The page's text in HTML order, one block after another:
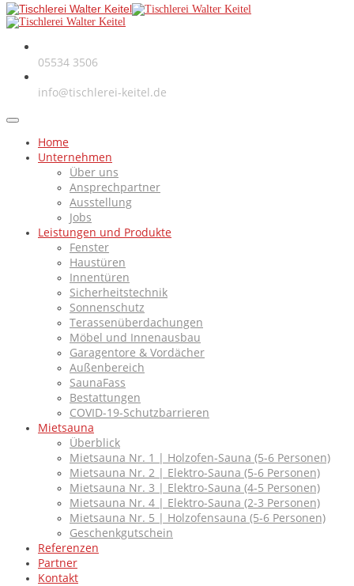
05534 3506
info@tischlerei-keitel.de
Home
Unternehmen
Über uns
Ansprechpartner
Ausstellung
Jobs
Leistungen und Produkte
Fenster
Haustüren
Innentüren
Sicherheitstechnik
Sonnenschutz
Terassenüberdachungen
Möbel und Innenausbau
Garagentore & Vordächer
Außenbereich
SaunaFass
Bestattungen
COVID-19-Schutzbarrieren
Mietsauna
Überblick
Mietsauna Nr. 1 | Holzofen-Sauna (5-6 Personen)
Mietsauna Nr. 2 | Elektro-Sauna (5-6 Personen)
Mietsauna Nr. 3 | Elektro-Sauna (4-5 Personen)
Mietsauna Nr. 4 | Elektro-Sauna (2-3 Personen)
Mietsauna Nr. 5 | Holzofensauna (5-6 Personen)
Geschenkgutschein
Referenzen
Partner
Kontakt